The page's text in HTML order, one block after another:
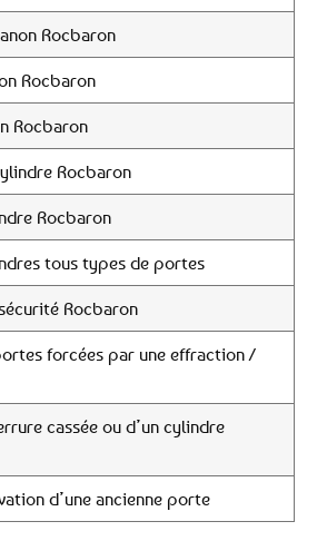
Rocbaron
Rocbaron
Rocbaron
Rocbaron
Rocbaron
tous types de portes
Rocbaron
forcées par une effraction /
cassée ou d’un cylindre
d’une ancienne porte